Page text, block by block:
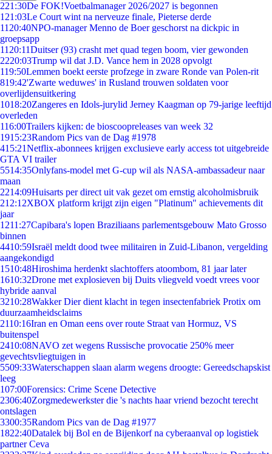
221:30De FOK!Voetbalmanager 2026/2027 is begonnen
1 21:03Le Court wint na nerveuze finale, Pieterse derde
11 20:40NPO-manager Menno de Boer geschorst na dickpic in
groepsapp
11 20:11Duitser (93) crasht met quad tegen boom, vier gewonden
2220:03Trump wil dat J.D. Vance hem in 2028 opvolgt
119:50Lemmen boekt eerste profzege in zware Ronde van Polen-rit
819:42'Zwarte weduwes' in Rusland trouwen soldaten voor
overlijdensuitkering
1018:20Zangeres en Idols-jurylid Jerney Kaagman op 79-jarige leeftijd
overleden
116:00Trailers kijken: de bioscoopreleases van week 32
1915:23Random Pics van de Dag #1978
415:21Netflix-abonnees krijgen exclusieve early access tot uitgebreide
GTA VI trailer
5514:35Onlyfans-model met G-cup wil als NASA-ambassadeur naar
maan
2214:09Huisarts per direct uit vak gezet om ernstig alcoholmisbruik
212:12XBOX platform krijgt zijn eigen "Platinum" achievements dit
jaar
1211:27Capibara's lopen Braziliaans parlementsgebouw Mato Grosso
binnen
4410:59Israël meldt dood twee militairen in Zuid-Libanon, vergelding
aangekondigd
1510:48Hiroshima herdenkt slachtoffers atoombom, 81 jaar later
1610:32Drone met explosieven bij Duits vliegveld voedt vrees voor
hybride aanval
3210:28Wakker Dier dient klacht in tegen insectenfabriek Protix om
duurzaamheidsclaims
2110:16Iran en Oman eens over route Straat van Hormuz, VS
buitenspel
2410:08NAVO zet wegens Russische provocatie 250% meer
gevechtsvliegtuigen in
5509:33Waterschappen slaan alarm wegens droogte: Gereedschapskist
leeg
107:00Forensics: Crime Scene Detective
2306:40Zorgmedewerkster die 's nachts haar vriend bezocht terecht
ontslagen
3300:35Random Pics van de Dag #1977
1822:40Datalek bij Bol en de Bijenkorf na cyberaanval op logistiek
partner Ceva